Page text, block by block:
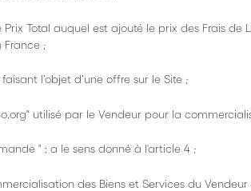
Prix Total auquel est ajouté le prix des Frais
France ;
l’objet d’une offre sur le Site ;
utilisé par le Vendeur pour la
" : a le sens donné à l'article 4 ;
des Biens et Services du Vendeur